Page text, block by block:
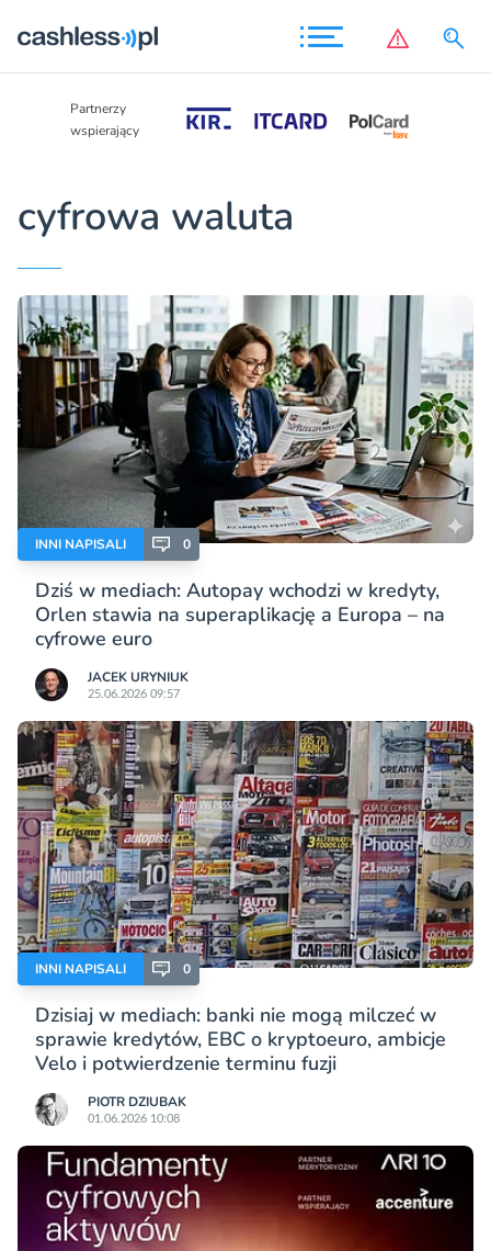
Partnerzy
wspierający
cyfrowa waluta
INNI NAPISALI 0
Dziś w mediach: Autopay wchodzi w kredyty,
Orlen stawia na superaplikację a Europa – na
cyfrowe euro
JACEK URYNIUK
25.06.2026 09:57
INNI NAPISALI 0
Dzisiaj w mediach: banki nie mogą milczeć w
sprawie kredytów, EBC o kryptoeuro, ambicje
Velo i potwierdzenie terminu fuzji
PIOTR DZIUBAK
01.06.2026 10:08